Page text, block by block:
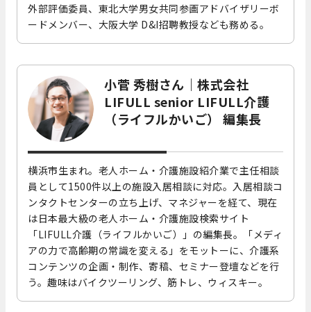
外部評価委員、東北大学男女共同参画アドバイザリーボ
ードメンバー、大阪大学 D&I招聘教授なども務める。
小菅 秀樹さん｜株式会社
LIFULL senior LIFULL介護
（ライフルかいご） 編集長
横浜市生まれ。老人ホーム・介護施設紹介業で主任相談
員として1500件以上の施設入居相談に対応。入居相談コ
ンタクトセンターの立ち上げ、マネジャーを経て、現在
は日本最大級の老人ホーム・介護施設検索サイト
「LIFULL介護（ライフルかいご）」の編集長。「メディ
アの力で高齢期の常識を変える」をモットーに、介護系
コンテンツの企画・制作、寄稿、セミナー登壇などを行
う。趣味はバイクツーリング、筋トレ、ウィスキー。